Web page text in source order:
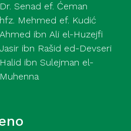
Dr. Senad ef. Ćeman
hfz. Mehmed ef. Kudić
Ahmed ibn Ali el-Huzejfi
Jasir ibn Rašid ed-Devseri
Halid ibn Sulejman el-
Muhenna